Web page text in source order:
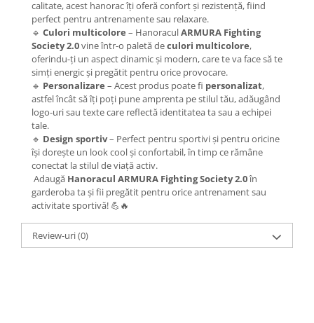
calitate, acest hanorac îți oferă confort și rezistență, fiind
perfect pentru antrenamente sau relaxare.
🔹 Culori multicolore – HanoraculARMURA Fighting
Society 2.0vine într-o paletă deculori multicolore,
oferindu-ți un aspect dinamic și modern, care te va face să te
simți energic și pregătit pentru orice provocare.
🔹 Personalizare – Acest produs poate fi personalizat,
astfel încât să îți poți pune amprenta pe stilul tău, adăugând
logo-uri sau texte care reflectă identitatea ta sau a echipei
tale.
🔹 Design sportiv– Perfect pentru sportivi și pentru oricine
își dorește un look cool și confortabil, în timp ce rămâne
conectat la stilul de viață activ.
Adaugă Hanoracul ARMURA Fighting Society 2.0în
garderoba ta și fii pregătit pentru orice antrenament sau
activitate sportivă! 💪🔥
Review-uri(0)